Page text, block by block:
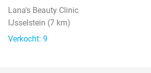
Lana's Beauty Clinic
IJsselstein (7 km)
Verkocht: 9